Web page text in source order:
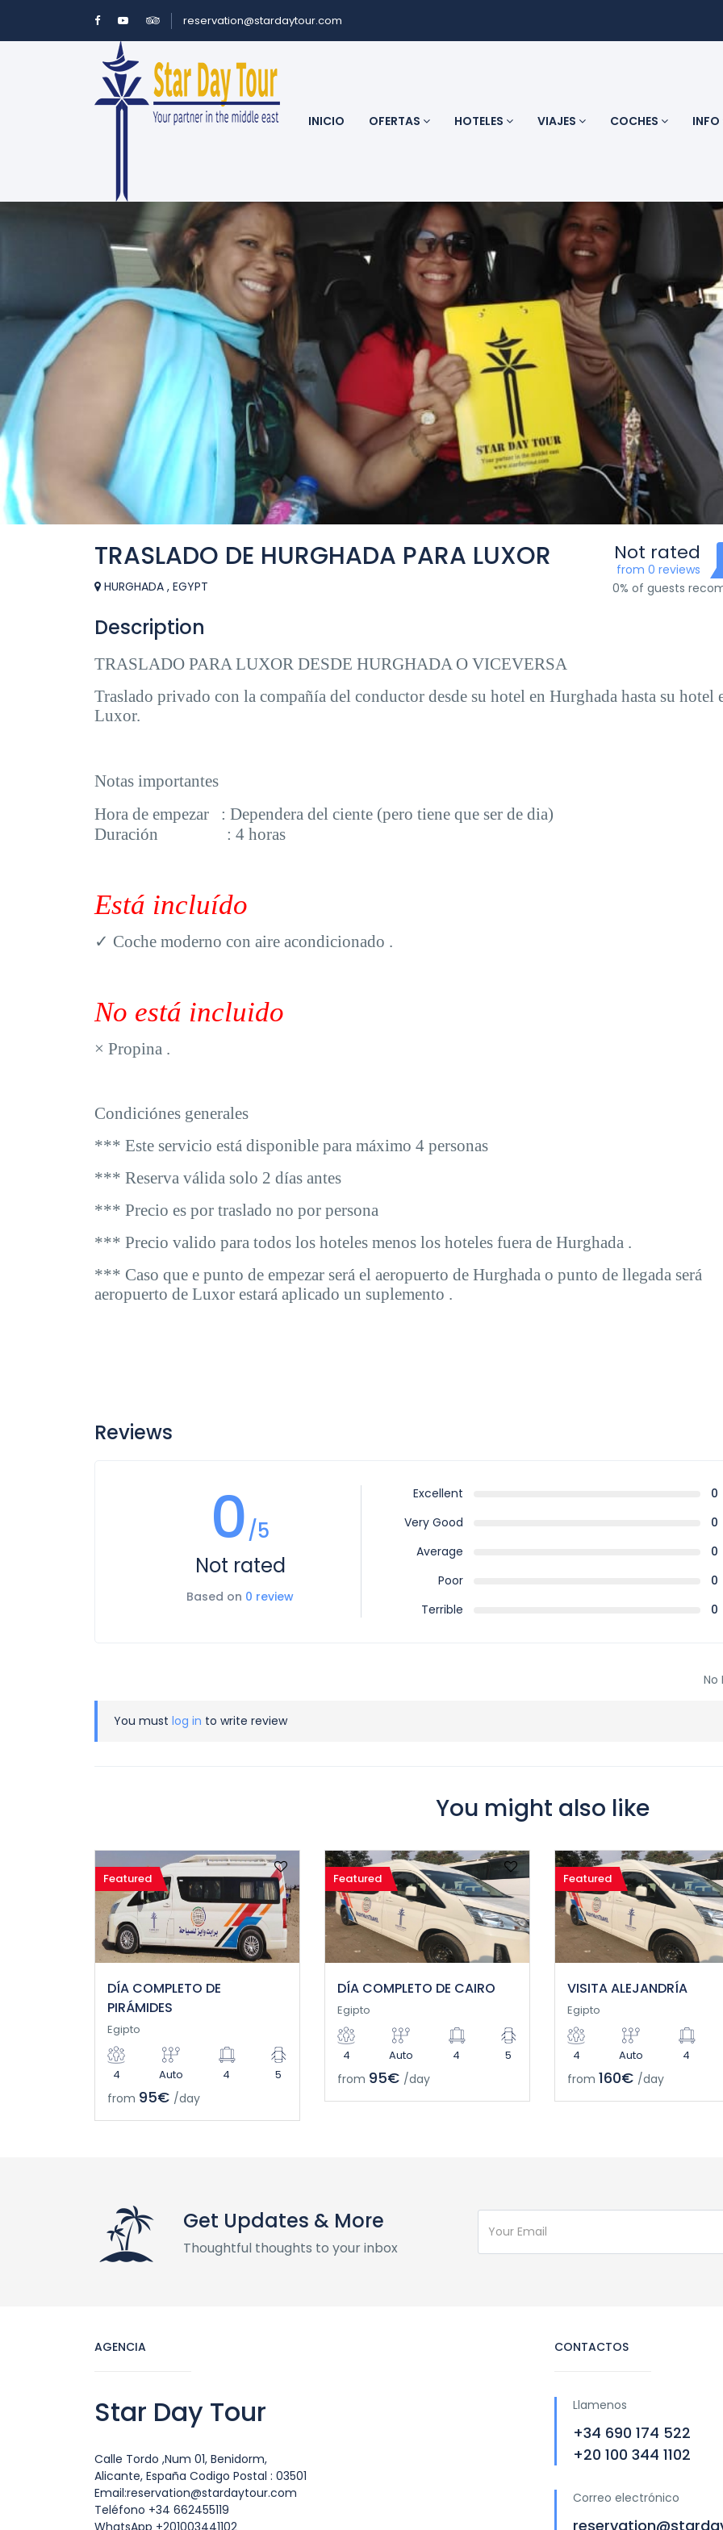
reservation@stardaytour.com
INICIO OFERTAS HOTELES VIAJES COCHES INFO
TRASLADO DE HURGHADA PARA LUXOR
HURGHADA , EGYPT
Not rated
from 0 reviews
0% of guests
Description
TRASLADO PARA LUXOR DESDE HURGHADA O VICEVERSA
Traslado privado con la compañía del conductor desde su hotel en Hurghada hasta su hotel
Luxor.
Notas importantes
Hora de empezar : Dependera del ciente (pero tiene que ser de dia)
Duración : 4 horas
Está incluído
✓ Coche moderno con aire acondicionado .
No está incluido
× Propina .
Condiciónes generales
*** Este servicio está disponible para máximo 4 personas
*** Reserva válida solo 2 días antes
*** Precio es por traslado no por persona
*** Precio valido para todos los hoteles menos los hoteles fuera de Hurghada .
*** Caso que e punto de empezar será el aeropuerto de Hurghada o punto de llegada será
aeropuerto de Luxor estará aplicado un suplemento .
Reviews
0/5
Not rated
Based on 0 review
Excellent
0
Very Good
0
Average
0
Poor
0
Terrible
0
No
You must log in to write review
You might also like
Featured
DÍA COMPLETO DE
PIRÁMIDES
Egipto
4 Auto 4 5
from 95€ /day
Featured
DÍA COMPLETO DE CAIRO
Egipto
4 Auto 4 5
from 95€ /day
Featured
VISITA ALEJANDRÍA
Egipto
4 Auto 4
from 160€ /day
Get Updates & More
Thoughtful thoughts to your inbox
AGENCIA
Star Day Tour
Calle Tordo ,Num 01, Benidorm,
Alicante, España Codigo Postal : 03501
Email:reservation@stardaytour.com
Teléfono +34 662455119
CONTACTOS
Llamenos
+34 690 174 522
+20 100 344 1102
Correo electrónico